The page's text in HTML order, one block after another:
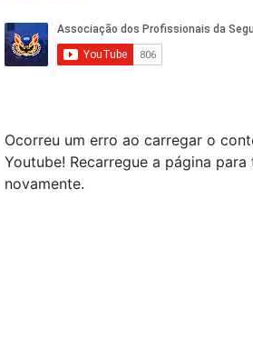
Ocorreu um erro ao carregar o
Youtube! Recarregue a página para
novamente.